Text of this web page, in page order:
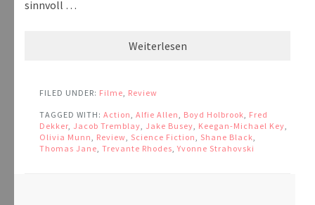
sinnvoll …
Weiterlesen
FILED UNDER: Filme Review
TAGGED WITH: Action Alfie Allen Boyd Holbrook
Fred
Dekker Jacob Tremblay Jake Busey Keegan-Michael Key
Olivia Munn
Review Science Fiction Shane Black
Thomas Jane Trevante Rhodes ,Yvonne Strahovski